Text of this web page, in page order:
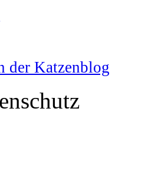
der Katzenblog